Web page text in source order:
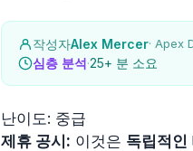
작성자Alex Mercer· Apex
심층 분석·25+ 분 소요
난이도: 중급
제휴 공시: 이것은 독립적인